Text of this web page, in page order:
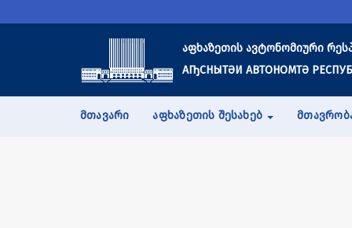
აფხაზეთის ავტონომიური
АҦСНЫТӘИ АВТОНОМТӘ
ᲛᲗᲐᲕᲐᲠᲘ ᲐᲤᲮᲐᲖᲔᲗᲘᲡ ᲨᲔᲡᲐᲮᲔᲑ